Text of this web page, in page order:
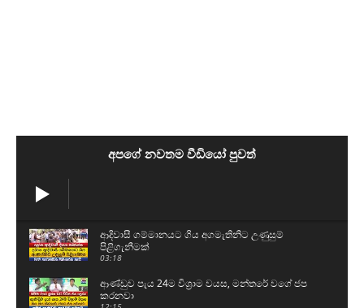
අපගේ නවතම වීඩියෝ පුවත්
ආදිවාසී ගම්මානයට ගිය අගමැතිනිට උණුසුම්
පිළිගැනීමක්
03:18
ආණ්ඩුව පැය 24ම විශ්‍රාම වයස, මන්තරේ වගේ ජප
කරනවා